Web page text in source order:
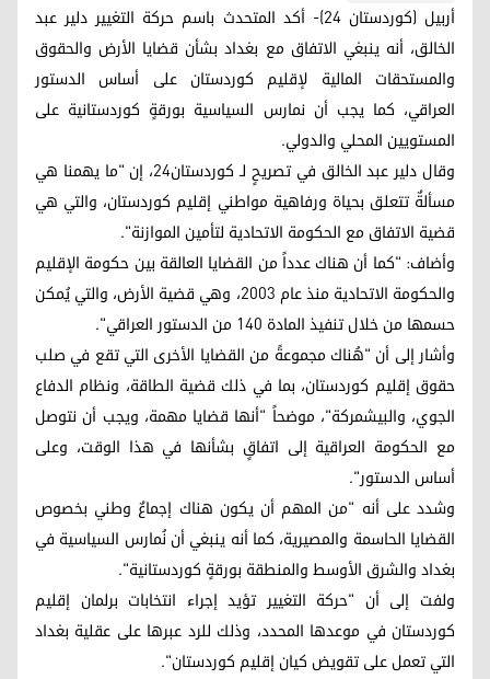
أربيل (كوردستان 24)- أكد المتحدث باسم حركة التغيير دلير عبد
الخالق، أنه ينبغي الاتفاق مع بغداد بشأن قضايا الأرض والحقوق
والمستحقات المالية لإقليم كوردستان على أساس الدستور
العراقي، كما يجب أن نمارس السياسية بورقةٍ كوردستانية على
المستويين المحلي والدولي.
وقال دلير عبد الخالق في تصريحٍ لـ كوردستان24، إن "ما يهمنا هي
مسألةٌ تتعلق بحياة ورفاهية مواطني إقليم كوردستان، والتي هي
قضية الاتفاق مع الحكومة الاتحادية لتأمين الموازنة".
وأضاف: "كما أن هناك عدداً من القضايا العالقة بين حكومة الإقليم
والحكومة الاتحادية منذ عام 2003، وهي قضية الأرض، والتي يُمكن
حسمها من خلال تنفيذ المادة 140 من الدستور العراقي".
وأشار إلى أن "هُناك مجموعةً من القضايا الأخرى التي تقع في صلب
حقوق إقليم كوردستان، بما في ذلك قضية الطاقة، ونظام الدفاع
الجوي، والبيشمركة"، موضحاً "أنها قضايا مهمة، ويجب أن نتوصل
مع الحكومة العراقية إلى اتفاقٍ بشأنها في هذا الوقت، وعلى
أساس الدستور".
وشدد على أنه "من المهم أن يكون هناك إجماعٌ وطني بخصوص
القضايا الحاسمة والمصيرية، كما أنه ينبغي أن نُمارس السياسية في
بغداد والشرق الأوسط والمنطقة بورقةٍ كوردستانية".
ولفت إلى أن "حركة التغيير تؤيد إجراء انتخابات برلمان إقليم
كوردستان في موعدها المحدد، وذلك للرد عبرها على عقلية بغداد
التي تعمل على تقويض كيان إقليم كوردستان".